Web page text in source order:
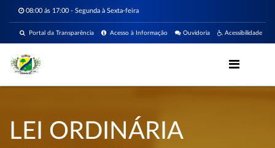
08:00 ás 17:00 - Segunda à Sexta-feira
Acessibilidade
Ouvidoria
Acesso à Informação
Portal da Transparência
LEI ORDINÁRIA